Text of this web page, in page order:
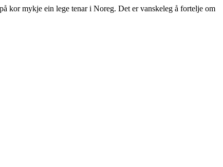
kor mykje ein lege tenar i Noreg. Det er vanskeleg å fortelje om